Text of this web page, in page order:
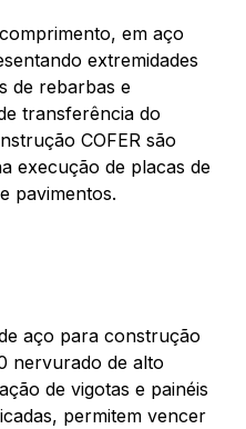
em aço
extremidades
de rebarbas e
transferência do
COFER são
execução de placas de
pavimentos.
aço para construção
nervurado de alto
de vigotas e painéis
permitem vencer